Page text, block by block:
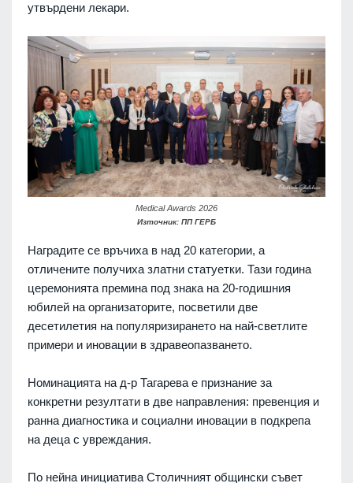
утвърдени лекари.
Medical Awards 2026
Източник: ПП ГЕРБ
Наградите се връчиха в над 20 категории, а
отличените получиха златни статуетки. Тази година
церемонията премина под знака на 20-годишния
юбилей на организаторите, посветили две
десетилетия на популяризирането на най-светлите
примери и иновации в здравеопазването.
Номинацията на д-р Тагарева е признание за
конкретни резултати в две направления: превенция и
ранна диагностика и социални иновации в подкрепа
на деца с увреждания.
По нейна инициатива Столичният общински съвет